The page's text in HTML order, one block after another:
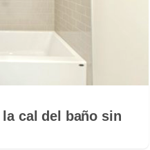
cal del baño sin